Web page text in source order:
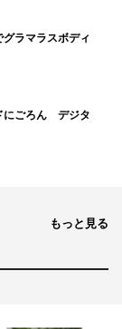
ラマラスボディ
にごろん デジタ
もっと見る